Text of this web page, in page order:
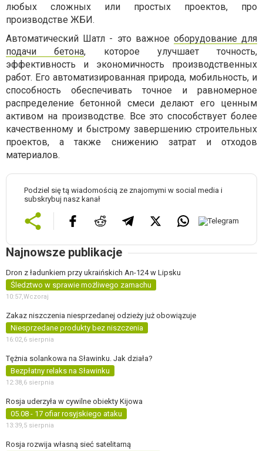
любых сложных или простых проектов, про
производстве ЖБИ.
Автоматический Шатл - это важное оборудование для
подачи бетона, которое улучшает точность,
эффективность и экономичность производственных
работ. Его автоматизированная природа, мобильность, и
способность обеспечивать точное и равномерное
распределение бетонной смеси делают его ценным
активом на производстве. Все это способствует более
качественному и быстрому завершению строительных
проектов, а также снижению затрат и отходов
материалов.
Podziel się tą wiadomością ze znajomymi w social media i
subskrybuj nasz kanał
Najnowsze publikacje
Dron z ładunkiem przy ukraińskich An-124 w Lipsku
Śledztwo w sprawie możliwego zamachu
10:57,Wczoraj
Zakaz niszczenia niesprzedanej odzieży już obowiązuje
Niesprzedane produkty bez niszczenia
16:02,6 sierpnia
Tężnia solankowa na Sławinku. Jak działa?
Bezpłatny relaks na Sławinku
12:38,6 sierpnia
Rosja uderzyła w cywilne obiekty Kijowa
05.08 - 17 ofiar rosyjskiego ataku
13:39,5 sierpnia
Rosja rozwija własną sieć satelitarną